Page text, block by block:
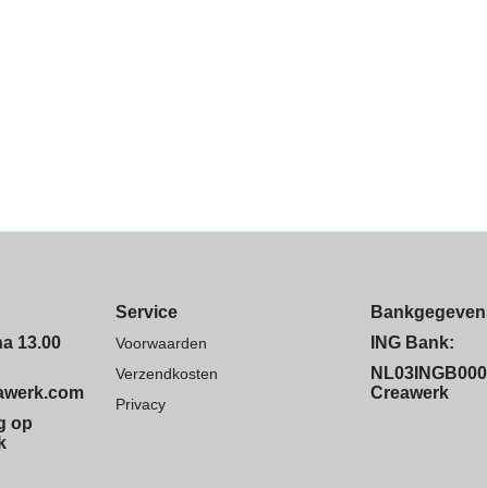
13.00
op
Service
Voorwaarden
Verzendkosten
Privacy
ING Bank:
Creawerk